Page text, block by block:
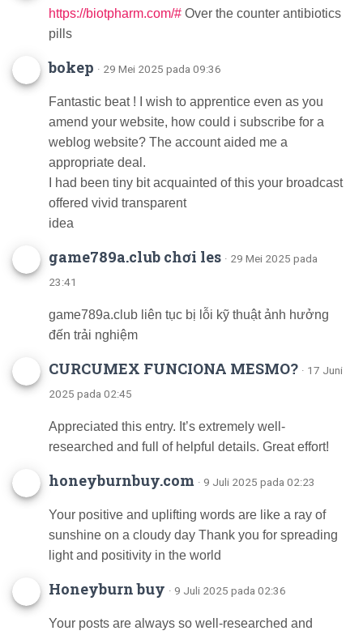
https://biotpharm.com/# Over the counter antibiotics
pills
bokep · 29 Mei 2025 pada 09:36
Fantastic beat ! I wish to apprentice even as you
amend your website, how could i subscribe for a
weblog website? The account aided me a
appropriate deal.
I had been tiny bit acquainted of this your broadcast
offered vivid transparent
idea
game789a.club chơi les · 29 Mei 2025 pada
23:41
game789a.club liên tục bị lỗi kỹ thuật ảnh hưởng
đến trải nghiệm
CURCUMEX FUNCIONA MESMO? · 17 Juni
2025 pada 02:45
Appreciated this entry. It’s extremely well-
researched and full of helpful details. Great effort!
honeyburnbuy.com · 9 Juli 2025 pada 02:23
Your positive and uplifting words are like a ray of
sunshine on a cloudy day Thank you for spreading
light and positivity in the world
Honeyburn buy · 9 Juli 2025 pada 02:36
Your posts are always so well-researched and